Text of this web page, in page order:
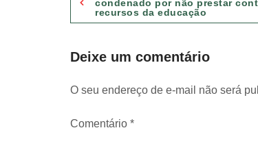
de
condenado por não prestar
recursos da educação
Deixe um comentário
O seu endereço de e-mail não será
Comentário *